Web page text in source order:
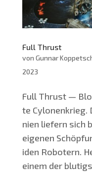
Full Thrust
von Gunnar
2023
Full Thrust —
te Cylo­nen­krieg.
nien lie­fern sich
eige­nen
iden Robo­tern.
einem der